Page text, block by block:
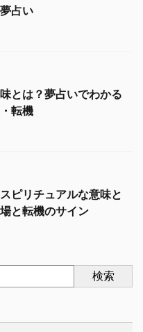
占い
とは？夢占いでわかる
転機
ピリチュアルな意味と
と転機のサイン
検索